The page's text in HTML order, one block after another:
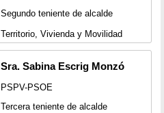
Segundo teniente de alcalde
Territorio, Vivienda y Movilidad
Sra. Sabina Escrig Monzó
PSPV-PSOE
Tercera teniente de alcalde